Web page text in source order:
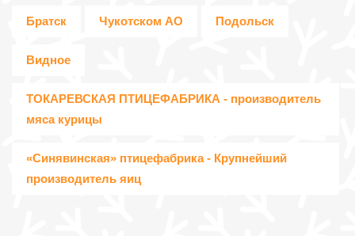
Братск Чукотском АО Подольск
Видное
ТОКАРЕВСКАЯ ПТИЦЕФАБРИКА - производитель
мяса курицы
«Синявинская» птицефабрика - Крупнейший
производитель яиц